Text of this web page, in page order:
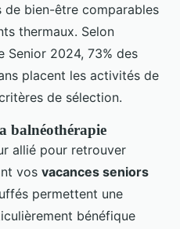
bien-être comparables
thermaux. Selon
Senior 2024, 73% des
placent les activités de
de sélection.
balnéothérapie
allié pour retrouver
vos vacances seniors
permettent une
bénéfique